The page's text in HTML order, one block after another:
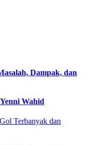
Dampak, dan
Wahid